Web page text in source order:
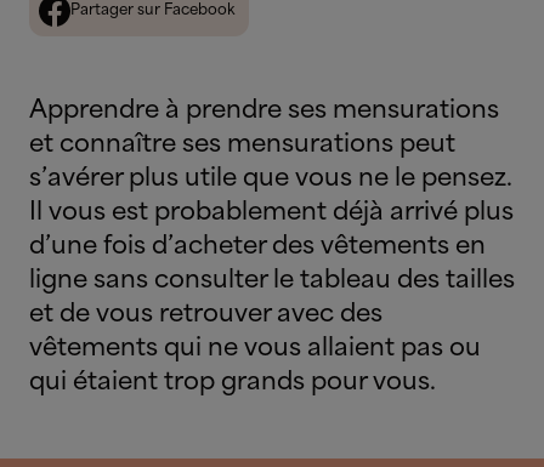
Partager sur Facebook
Apprendre à prendre ses mensurations
et connaître ses mensurations peut
s’avérer plus utile que vous ne le pensez.
Il vous est probablement déjà arrivé plus
d’une fois d’acheter des vêtements en
ligne sans consulter le tableau des tailles
et de vous retrouver avec des
vêtements qui ne vous allaient pas ou
qui étaient trop grands pour vous.